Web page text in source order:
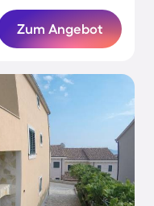
Zum Angebot